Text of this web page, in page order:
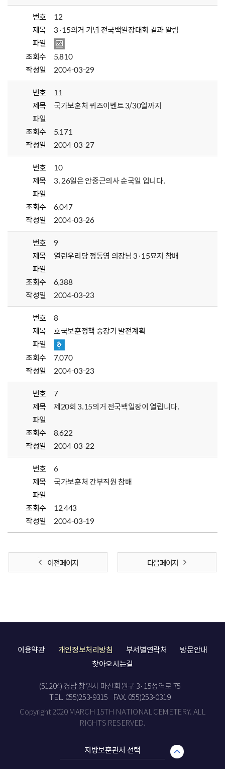
번호
12
제목
3·15의거 기념 전국백일장대회 결과 알림
파일
조회수
5,810
작성일
2004-03-29
번호
11
제목
국가보훈처 퀴즈이벤트 3/30일까지
파일
조회수
5,171
작성일
2004-03-27
번호
10
제목
3. 26일은 안중근의사 순국일 입니다.
파일
조회수
6,047
작성일
2004-03-26
번호
9
제목
열린우리당 정동영 의장님 3·15묘지 참배
파일
조회수
6,388
작성일
2004-03-23
번호
8
제목
호국보훈정책 중장기 발전계획
파일
조회수
7,070
작성일
2004-03-23
번호
7
제목
제20회 3.15의거 전국백일장이 열립니다.
파일
조회수
8,622
작성일
2004-03-22
번호
6
제목
국가보훈처 간부직원 참배
파일
조회수
12,443
작성일
2004-03-19
이전 페이지 다음 페이지
이용약관 개인정보처리방침 부서별연락처
방문안내
찾아오시는길
(51204) 경남 창원시 마산회원구 3·15성역로 75
TEL. 055)253-9315
FAX. 055)253-0319
Copyright 2020 MARCH 15TH NATIONAL CEMETERY. ALL
RIGHTS RESERVED.
지방보훈관서 선택